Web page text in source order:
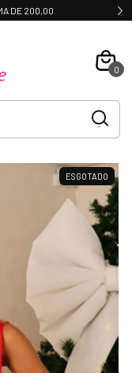
DE 200,00
0
ESGOTADO